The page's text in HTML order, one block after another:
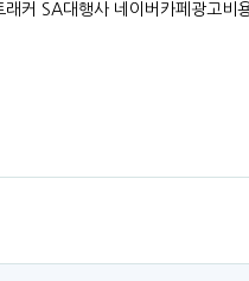
커 SA대행사 네이버카페광고